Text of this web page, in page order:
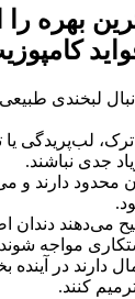
بهره را
لبخندی
ترک، لب‌پریدگی یا
جدی نباشند.
محدود دارند و
می‌دهند دندان
مواجه
دارند در آینده
کنند.